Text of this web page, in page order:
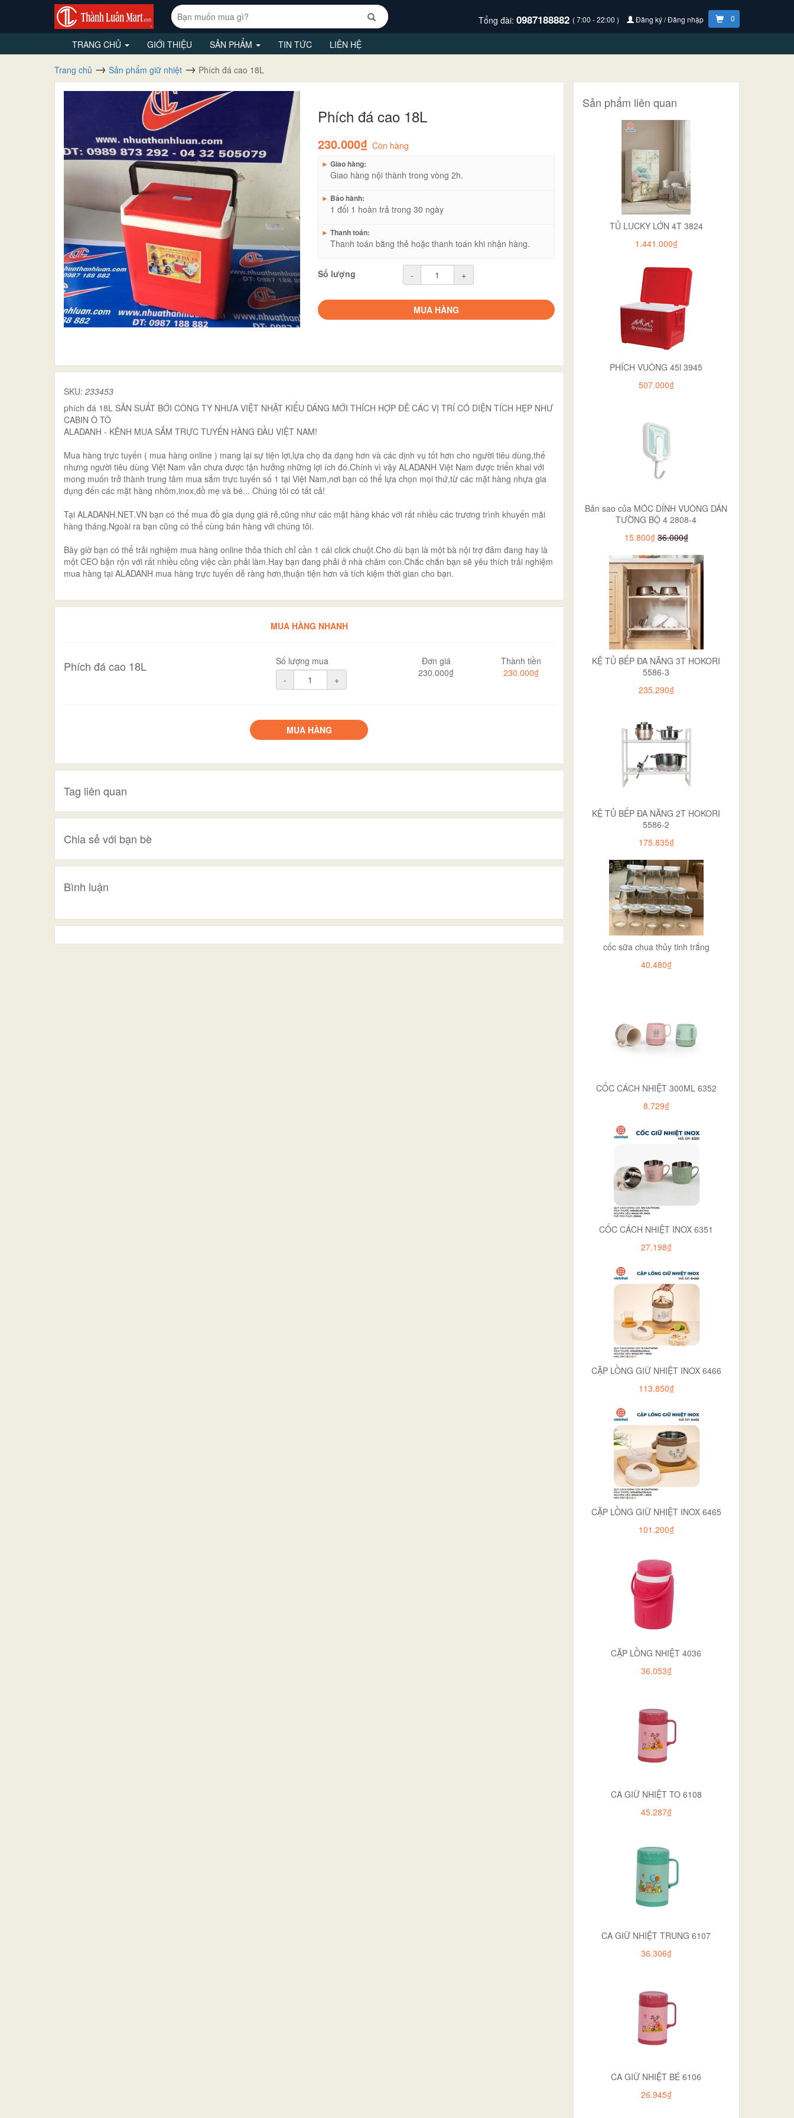
Tổng đài: 0987188882 ( 7:00 - 22:00 ) Đăng ký / Đăng nhập 0
TRANG CHỦ GIỚI THIỆU SẢN PHẨM TIN TỨC LIÊN HỆ
Trang chủ Sản phẩm giữ nhiệt Phích đá cao 18L
Phích đá cao 18L
230.000₫ Còn hàng
► Giao hàng:
Giao hàng nội thành trong vòng 2h.
► Bảo hành:
1 đổi 1 hoàn trả trong 30 ngày
► Thanh toán:
Thanh toán bằng thẻ hoặc thanh toán khi nhận hàng.
Số lượng - +
MUA HÀNG
SKU: 233453
phích đá 18L SẢN SUẤT BỚI CÔNG TY NHƯA VIỆT NHẬT KIỂU DÁNG MỚI THÍCH HỢP ĐẺ CÁC VỊ TRÍ CÓ DIỆN TÍCH HẸP NHƯ
CABIN Ô TÔ
ALADANH - KÊNH MUA SẮM TRỰC TUYẾN HÀNG ĐẦU VIỆT NAM!
Mua hàng trực tuyến ( mua hàng online ) mang lại sự tiện lợi,lựa chọ đa dạng hơn và các dịnh vụ tốt hơn cho người tiêu dùng,thế
nhưng người tiêu dùng Việt Nam vẫn chưa được tận hưởng những lợi ích đó.Chính vì vậy ALADANH Việt Nam được triển khai với
mong muốn trở thành trung tâm mua sắm trực tuyến số 1 tại Việt Nam,nơi bạn có thể lựa chọn mọi thứ,từ các mặt hàng nhựa gia
dụng đến các mặt hàng nhôm,inox,đồ mẹ và bé... Chúng tôi có tất cả!
Tại ALADANH.NET.VN bạn có thể mua đồ gia dụng giá rẻ,cũng như các mặt hàng khác với rất nhiều các trương trình khuyến mãi
hàng tháng.Ngoài ra bạn cũng có thể cùng bán hàng với chúng tôi.
Bây giờ bạn có thể trải nghiệm mua hàng online thỏa thích chỉ cần 1 cái click chuột.Cho dù bạn là một bà nội trợ đảm đang hay là
một CEO bận rộn với rất nhiều công việc cần phải làm.Hay bạn đang phải ở nhà chăm con.Chắc chắn bạn sẽ yêu thích trải nghiệm
mua hàng tại ALADANH mua hàng trực tuyến dễ ràng hơn,thuận tiện hơn và tích kiệm thời gian cho bạn.
MUA HÀNG NHANH
Phích đá cao 18L
Số lượng mua
-
+
Đơn giá
230.000₫
Thành tiền
230.000₫
MUA HÀNG
Tag liên quan
Chia sẻ với bạn bè
Bình luận
Sản phẩm liên quan
TỦ LUCKY LỚN 4T 3824
1.441.000₫
PHÍCH VUÔNG 45l 3945
507.000₫
Bản sao của MÓC DÍNH VUÔNG DÁN
TƯỜNG BỘ 4 2808-4
15.800₫ 36.000₫
KỆ TỦ BẾP ĐA NĂNG 3T HOKORI
5586-3
235.290₫
KỆ TỦ BẾP ĐA NĂNG 2T HOKORI
5586-2
175.835₫
cốc sữa chua thủy tinh trắng
40.480₫
CỐC CÁCH NHIỆT 300ML 6352
8.729₫
CỐC CÁCH NHIỆT INOX 6351
27.198₫
CẶP LỒNG GIỮ NHIỆT INOX 6466
113.850₫
CẶP LỒNG GIỮ NHIỆT INOX 6465
101.200₫
CẶP LỒNG NHIỆT 4036
36.053₫
CA GIỮ NHIỆT TO 6108
45.287₫
CA GIỮ NHIỆT TRUNG 6107
36.306₫
CA GIỮ NHIỆT BÉ 6106
26.945₫